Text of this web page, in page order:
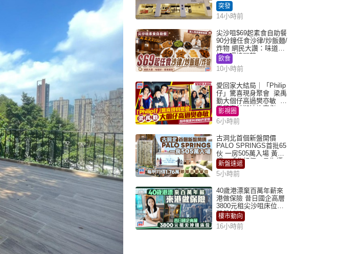
突發
14小時前
尖沙咀$69起素食自助餐
90分鐘任食沙律/炒飯麵/
炸物 網民大讚：味道
好，環境闊落
飲食
10小時前
愛回家大結局｜「Philip
仔」驚喜現身聚會 梁禹
勤大個仔高過樊亦敏 超
乖黐實林淑敏許家傑
影視圈
6小時前
古洞北首個新盤開價
PALO SPRINGS首批65
伙 一房505萬入場 黃光
耀：「北都價」具指標
作用
新盤速遞
5小時前
40歲港漂棄百萬年薪來
港做保險 昔日國企高層
3800元租尖沙咀床位｜
租盤Million
樓市動向
16小時前